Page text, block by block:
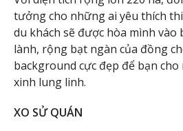
tưởng cho những ai yêu thích
du khách sẽ được hòa mình
lành, rộng bạt ngàn của đồng
background cực đẹp để bạn
xinh lung linh.
XO SỬ QUÁN